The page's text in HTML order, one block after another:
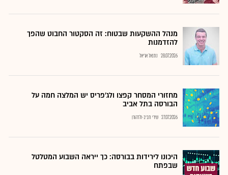
מנהל ההשקעות שבטוח: זה הסקטור החבוט שהפך
להזדמנות
28.07.2026 נתנאל אריאל
מחזורי המסחר קפצו ולג'פריס יש המלצה חמה על
הבורסה בתל אביב
27.07.2026 שירי חביב-ולדהורן
היכונו לירידות בבורסה: כך ייראה השבוע המטלטל
שבפתח